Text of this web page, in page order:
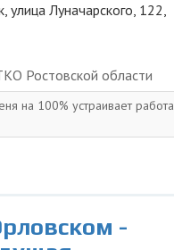
улица Луначарского, 122,
Ростовской области
на 100% устраивает работа
-